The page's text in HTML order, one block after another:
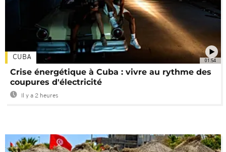
01:54
CUBA
Crise énergétique à Cuba : vivre au rythme des
coupures d'électricité
Il y a 2 heures